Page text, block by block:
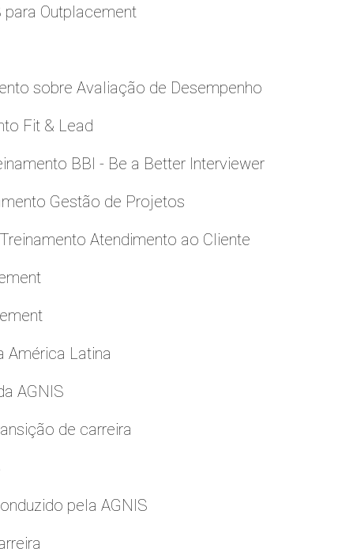
para Outplacement
sobre Avaliação de Desempenho
Fit & Lead
BBI - Be a Better Interviewer
Gestão de Projetos
Atendimento ao Cliente
América Latina
AGNIS
de carreira
pela AGNIS